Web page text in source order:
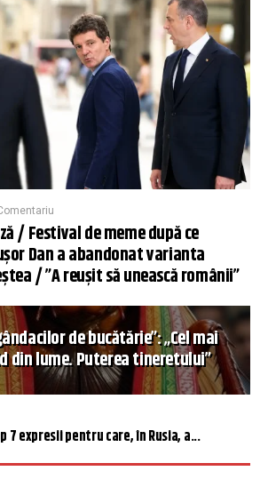
/ Festival de meme după ce
Dan a abandonat varianta
/ ”A reușit să unească românii”
de bucătărie”: „Cel mai
din lume. Puterea tineretului”
7 expresii pentru care, în Rusia, a...